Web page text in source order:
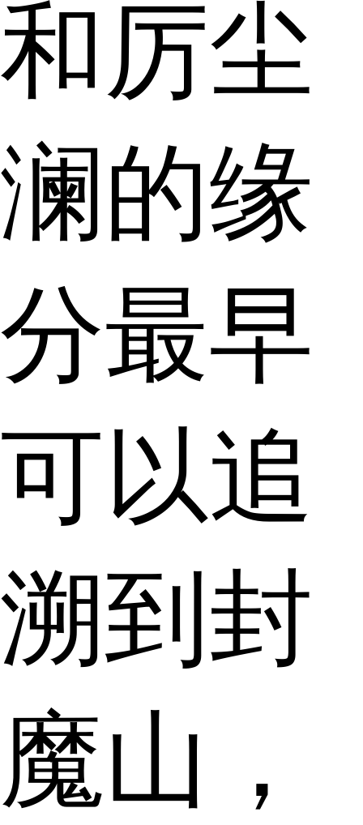
和厉尘
澜的缘
分最早
可以追
溯到封
魔山，